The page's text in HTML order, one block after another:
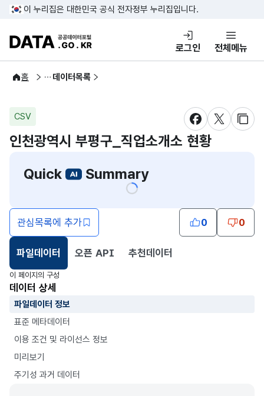
콘텐츠 바로가기
푸터 바로가기
이 누리집은 대한민국 공식 전자정부 누리집입니다.
DATA.GO.KR 공공데이터포털
로그인 전체메뉴
홈
공공데이터 데이터목록
CSV
새창 열림새창 열림
새창
인천광역시 부평구_직업소개소 현황
Quick
Summary
관심목록에 추가 0 0
파일데이터
선택됨
오픈 API 추천데이터
이 페이지의 구성
데이터 상세
파일데이터 정보
표준 메타데이터
이용 조건 및 라이선스 정보
미리보기
주기성 과거 데이터